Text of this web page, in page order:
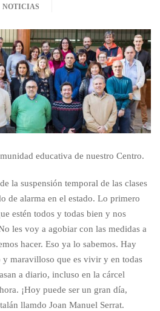
NOTICIAS
educativa de nuestro Centro.
la suspensión temporal de las clases
de alarma en el estado. Lo primero
estén todos y todas bien y nos
les voy a agobiar con las medidas a
hacer. Eso ya lo sabemos. Hay
maravilloso que es vivir y en todas
a diario, incluso en la cárcel
¡Hoy puede ser un gran día,
llamdo Joan Manuel Serrat.